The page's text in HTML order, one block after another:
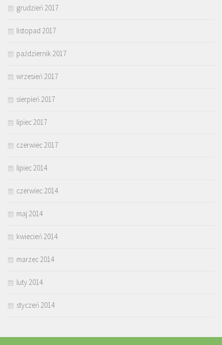
grudzień 2017
listopad 2017
październik 2017
wrzesień 2017
sierpień 2017
lipiec 2017
czerwiec 2017
lipiec 2014
czerwiec 2014
maj 2014
kwiecień 2014
marzec 2014
luty 2014
styczeń 2014